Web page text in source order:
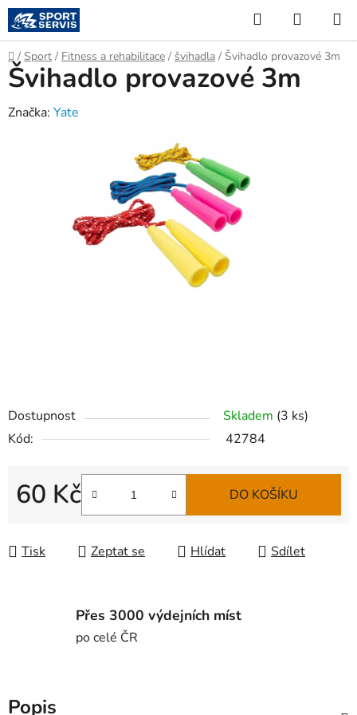
Přejít
na
obsah
Hledat
KOŠÍK
Domů
/ Sport / Fitness a rehabilitace / švihadla / Švihadlo provazové 3m
Dostupnost Skladem (3 ks)
Kód:
42784
60 Kč
Měrná cena:
DO KOŠÍKU
Tisk Zeptat se Hlídat Sdílet
Švihadlo provazové 3m
Značka: Yate
Přes 3000 výdejních míst
po celé ČR
Popis